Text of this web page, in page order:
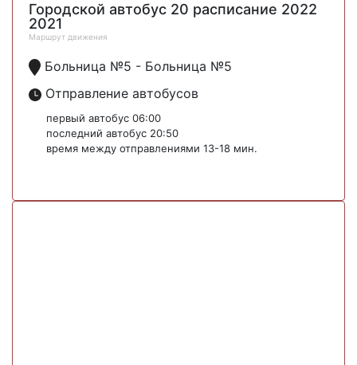
Городской автобус 20 расписание 2022
2021
Маршрут движения
Больница №5 - Больница №5
Отправление автобусов
первый автобус 06:00
последний автобус 20:50
время между отправлениями 13-18 мин.